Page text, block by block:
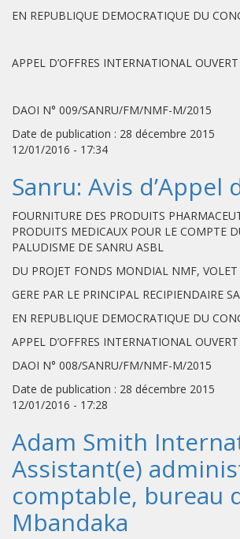
EN REPUBLIQUE DEMOCRATIQUE DU
APPEL D’OFFRES INTERNATIONAL OUVERT
DAOI N° 009/SANRU/FM/NMF-M/2015
Date de publication : 28 décembre 2015
12/01/2016 - 17:34
Sanru: Avis d’Appel
FOURNITURE DES PRODUITS
PRODUITS MEDICAUX POUR LE COMPTE
PALUDISME DE SANRU ASBL
DU PROJET FONDS MONDIAL NMF,
GERE PAR LE PRINCIPAL RECIPIENDAIRE
EN REPUBLIQUE DEMOCRATIQUE DU
APPEL D’OFFRES INTERNATIONAL OUVERT
DAOI N° 008/SANRU/FM/NMF-M/2015
Date de publication : 28 décembre 2015
12/01/2016 - 17:28
Adam Smith
Assistant(e)
comptable, bureau
Mbandaka